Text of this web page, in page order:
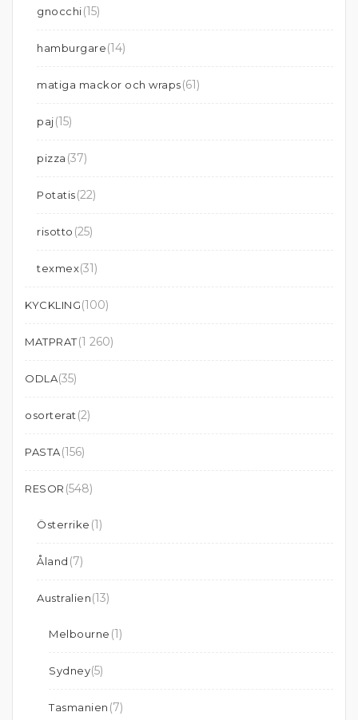
gnocchi(15)
hamburgare(14)
matiga mackor och wraps(61)
paj(15)
pizza (37)
Potatis(22)
risotto (25)
texmex(31)
KYCKLING(100)
MATPRAT(1 260)
ODLA(35)
osorterat (2)
PASTA(156)
RESOR (548)
Österrike (1)
Åland (7)
Australien(13)
Melbourne (1)
Sydney(5)
Tasmanien (7)